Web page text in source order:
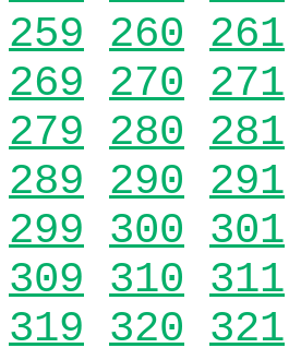
259 260 261
269 270 271
279 280 281
289 290 291
299 300 301
309 310 311
319 320 321